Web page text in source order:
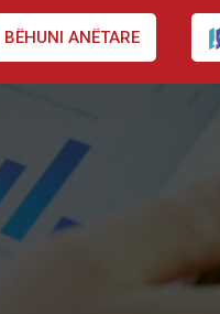
BËHUNI ANËTARE